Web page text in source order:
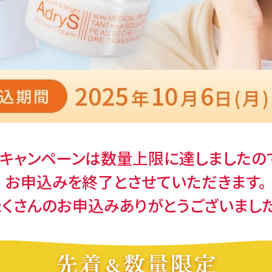
ャンペーンは数量上限に達しましたの
お申込みを終了とさせていただきます。
さんのお申込みありがとうございまし